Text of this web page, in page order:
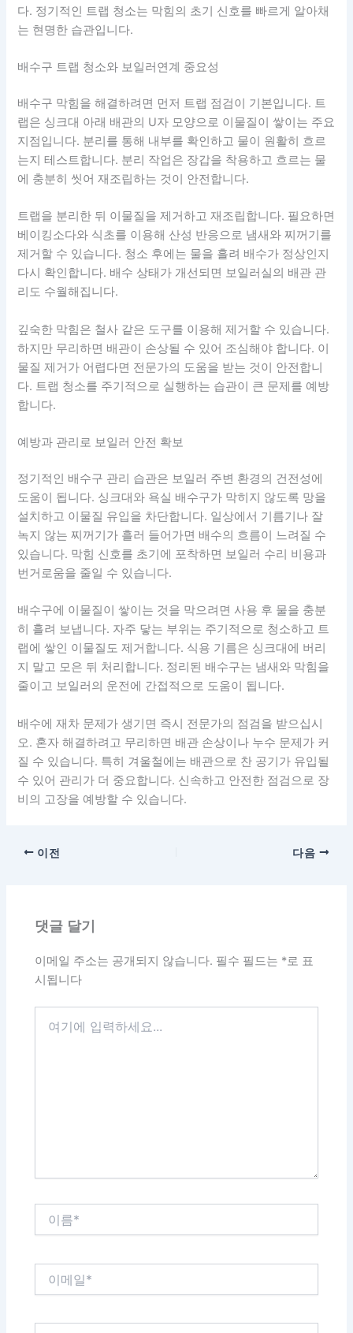
다. 정기적인 트랩 청소는 막힘의 초기 신호를 빠르게 알아채
는 현명한 습관입니다.
배수구 트랩 청소와 보일러연계 중요성
배수구 막힘을 해결하려면 먼저 트랩 점검이 기본입니다. 트
랩은 싱크대 아래 배관의 U자 모양으로 이물질이 쌓이는 주요
지점입니다. 분리를 통해 내부를 확인하고 물이 원활히 흐르
는지 테스트합니다. 분리 작업은 장갑을 착용하고 흐르는 물
에 충분히 씻어 재조립하는 것이 안전합니다.
트랩을 분리한 뒤 이물질을 제거하고 재조립합니다. 필요하면
베이킹소다와 식초를 이용해 산성 반응으로 냄새와 찌꺼기를
제거할 수 있습니다. 청소 후에는 물을 흘려 배수가 정상인지
다시 확인합니다. 배수 상태가 개선되면 보일러실의 배관 관
리도 수월해집니다.
깊숙한 막힘은 철사 같은 도구를 이용해 제거할 수 있습니다.
하지만 무리하면 배관이 손상될 수 있어 조심해야 합니다. 이
물질 제거가 어렵다면 전문가의 도움을 받는 것이 안전합니
다. 트랩 청소를 주기적으로 실행하는 습관이 큰 문제를 예방
합니다.
예방과 관리로 보일러 안전 확보
정기적인 배수구 관리 습관은 보일러 주변 환경의 건전성에
도움이 됩니다. 싱크대와 욕실 배수구가 막히지 않도록 망을
설치하고 이물질 유입을 차단합니다. 일상에서 기름기나 잘
녹지 않는 찌꺼기가 흘러 들어가면 배수의 흐름이 느려질 수
있습니다. 막힘 신호를 초기에 포착하면 보일러 수리 비용과
번거로움을 줄일 수 있습니다.
배수구에 이물질이 쌓이는 것을 막으려면 사용 후 물을 충분
히 흘려 보냅니다. 자주 닿는 부위는 주기적으로 청소하고 트
랩에 쌓인 이물질도 제거합니다. 식용 기름은 싱크대에 버리
지 말고 모은 뒤 처리합니다. 정리된 배수구는 냄새와 막힘을
줄이고 보일러의 운전에 간접적으로 도움이 됩니다.
배수에 재차 문제가 생기면 즉시 전문가의 점검을 받으십시
오. 혼자 해결하려고 무리하면 배관 손상이나 누수 문제가 커
질 수 있습니다. 특히 겨울철에는 배관으로 찬 공기가 유입될
수 있어 관리가 더 중요합니다. 신속하고 안전한 점검으로 장
비의 고장을 예방할 수 있습니다.
이전 다음
댓글 달기
이메일 주소는 공개되지 않습니다. 필수 필드는 *로 표
시됩니다